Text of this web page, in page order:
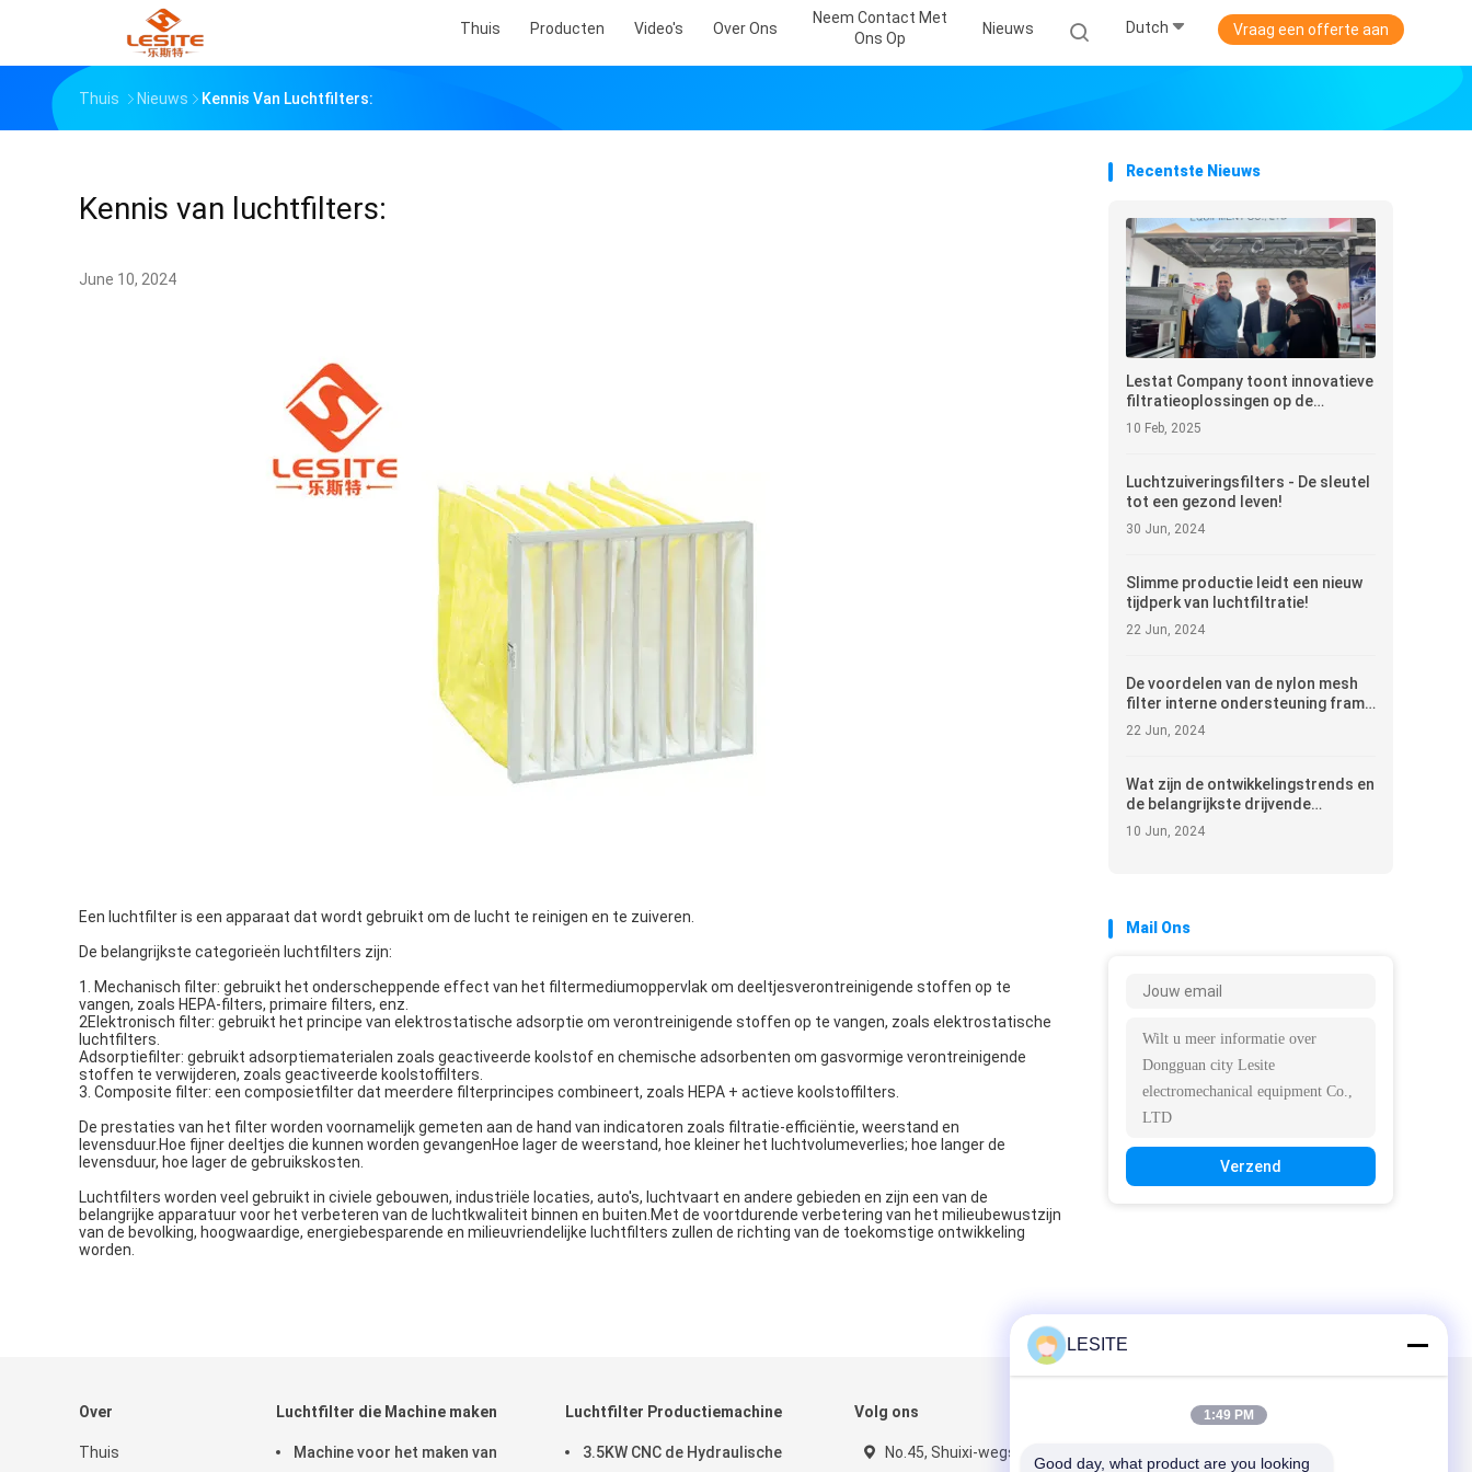
Thuis Producten Video's Over Ons
Neem Contact Met
Ons Op
Nieuws Dutch Vraag een offerte aan
Thuis Nieuws Kennis Van Luchtfilters:
Kennis van luchtfilters:
June 10, 2024
Een luchtfilter is een apparaat dat wordt gebruikt om de lucht te reinigen en te zuiveren.
De belangrijkste categorieën luchtfilters zijn:
1. Mechanisch filter: gebruikt het onderscheppende effect van het filtermediumoppervlak om deeltjesverontreinigende stoffen op te
vangen, zoals HEPA-filters, primaire filters, enz.
2Elektronisch filter: gebruikt het principe van elektrostatische adsorptie om verontreinigende stoffen op te vangen, zoals elektrostatische
luchtfilters.
Adsorptiefilter: gebruikt adsorptiematerialen zoals geactiveerde koolstof en chemische adsorbenten om gasvormige verontreinigende
stoffen te verwijderen, zoals geactiveerde koolstoffilters.
3. Composite filter: een composietfilter dat meerdere filterprincipes combineert, zoals HEPA + actieve koolstoffilters.
De prestaties van het filter worden voornamelijk gemeten aan de hand van indicatoren zoals filtratie-efficiëntie, weerstand en
levensduur.Hoe fijner deeltjes die kunnen worden gevangenHoe lager de weerstand, hoe kleiner het luchtvolumeverlies; hoe langer de
levensduur, hoe lager de gebruikskosten.
Luchtfilters worden veel gebruikt in civiele gebouwen, industriële locaties, auto's, luchtvaart en andere gebieden en zijn een van de
belangrijke apparatuur voor het verbeteren van de luchtkwaliteit binnen en buiten.Met de voortdurende verbetering van het milieubewustzijn
van de bevolking, hoogwaardige, energiebesparende en milieuvriendelijke luchtfilters zullen de richting van de toekomstige ontwikkeling
worden.
Recentste Nieuws
Lestat Company toont innovatieve
filtratieoplossingen op de
tentoonstelling Cologne
International Filtration
** ** Empoweratie van de
wereldwijde industriële duurzame
technologie
10 Feb, 2025
Luchtzuiveringsfilters - De sleutel
tot een gezond leven!
30 Jun, 2024
Slimme productie leidt een nieuw
tijdperk van luchtfiltratie!
22 Jun, 2024
De voordelen van de nylon mesh
filter interne ondersteuning frame
vormmachine in termen van
productie-efficiëntie en
22 Jun, 2024
Wat zijn de ontwikkelingstrends en
de belangrijkste drijvende
factoren van de filterindustrie in
de komende tien jaar?
10 Jun, 2024
Mail Ons
Verzend
Over
Thuis
Luchtfilter die Machine maken
Machine voor het maken van
Luchtfilter Productiemachine
3.5KW CNC de Hydraulische
Volg ons
No.45, Shuixi-wegsgedeelte,
Mail ons
LESITE
1:49 PM
Good day, what product are you looking